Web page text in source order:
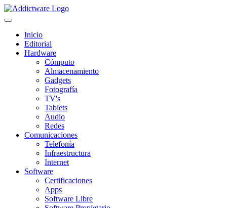
Inicio
Editorial
Hardware
Cómputo
Almacenamiento
Gadgets
Fotografía
TV's
Tablets
Audio
Redes
Comunicaciones
Telefonía
Infraestructura
Internet
Software
Certificaciones
Apps
Software Libre